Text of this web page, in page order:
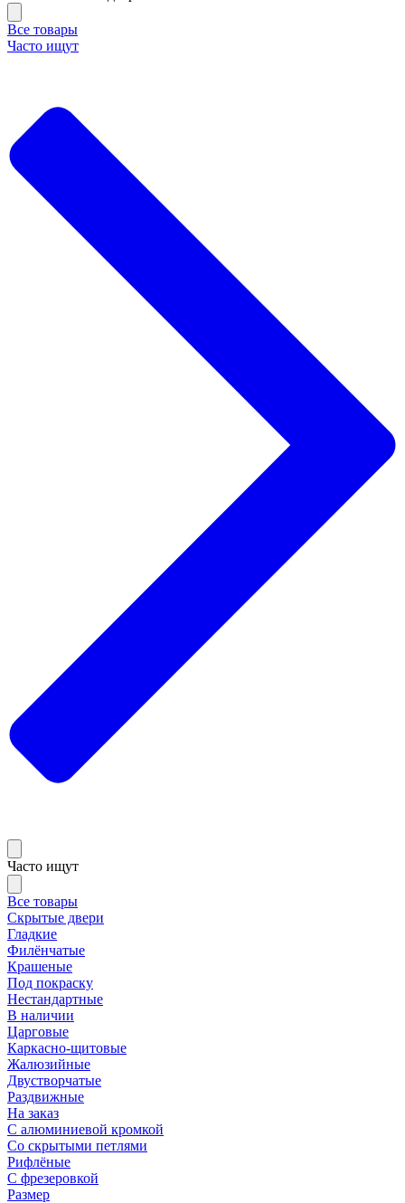
Все товары
Часто ищут
Часто ищут
Все товары
Скрытые двери
Гладкие
Филёнчатые
Крашеные
Под покраску
Нестандартные
В наличии
Царговые
Каркасно-щитовые
Жалюзийные
Двустворчатые
Раздвижные
На заказ
С алюминиевой кромкой
Со скрытыми петлями
Рифлёные
С фрезеровкой
Размер